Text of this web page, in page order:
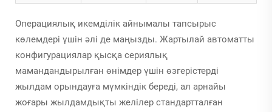
Операциялық икемділік айнымалы тапсырыс
көлемдері үшін әлі де маңызды. Жартылай автоматты
конфигурациялар қысқа сериялық
мамандандырылған өнімдер үшін өзгерістерді
жылдам орындауға мүмкіндік береді, ал арнайы
жоғары жылдамдықты желілер стандартталған